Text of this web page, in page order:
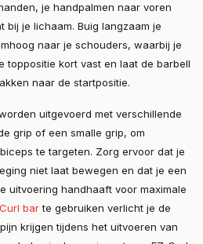
je handpalmen naar voren
je lichaam. Buig langzaam je
naar je schouders, waarbij je
toppositie kort vast en laat de barbell
naar de startpositie.
uitgevoerd met verschillende
grip of een smalle grip, om
te targeten. Zorg ervoor dat je
niet laat bewegen en dat je een
uitvoering handhaaft voor maximale
barte gebruiken verlicht je de
krijgen tijdens het uitvoeren van